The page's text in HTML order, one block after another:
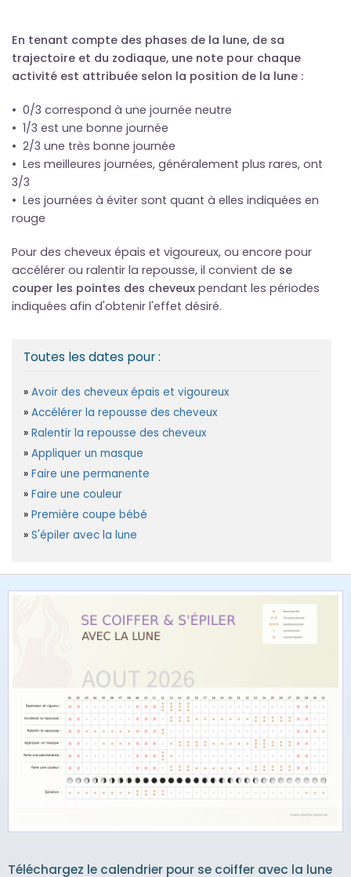
En tenant compte des phases de la lune, de sa
trajectoire et du zodiaque, une note pour chaque
activité est attribuée selon la position de la lune :
• 0/3 correspond à une journée neutre
• 1/3 est une bonne journée
• 2/3 une très bonne journée
• Les meilleures journées, généralement plus rares, ont
3/3
• Les journées à éviter sont quant à elles indiquées en
rouge
Pour des cheveux épais et vigoureux, ou encore pour
accélérer ou ralentir la repousse, il convient de se
couper les pointes des cheveux pendant les périodes
indiquées afin d'obtenir l'effet désiré.
Toutes les dates pour :
Avoir des cheveux épais et vigoureux
Accélérer la repousse des cheveux
Ralentir la repousse des cheveux
Appliquer un masque
Faire une permanente
Faire une couleur
Première coupe bébé
S'épiler avec la lune
Téléchargez le calendrier pour se coiffer avec la lune